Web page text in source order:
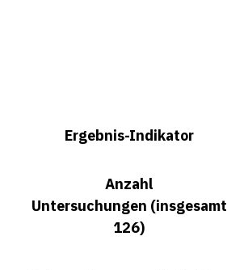
Ergebnis-Indikator
Anzahl
Untersuchungen (insgesamt
126)